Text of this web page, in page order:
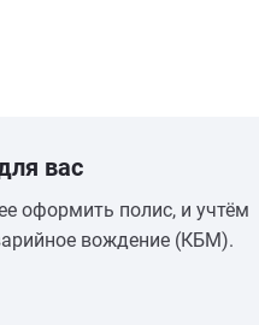
вас
оформить полис, и учтём
вождение (КБМ).